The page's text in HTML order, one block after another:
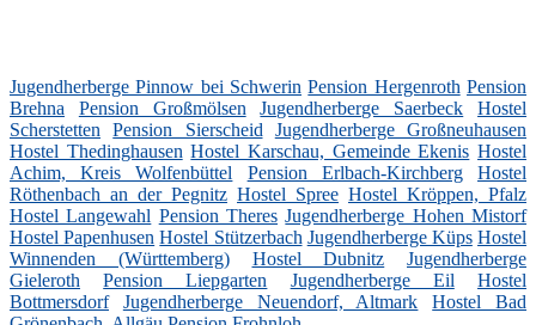
Jugendherberge Pinnow bei Schwerin Pension Hergenroth Pension
Brehna
Pension Großmölsen Jugendherberge Saerbeck
Hostel
Scherstetten
Pension Sierscheid
Jugendherberge Großneuhausen
Hostel Thedinghausen Hostel Karschau, Gemeinde Ekenis Hostel
Achim, Kreis Wolfenbüttel
Pension Erlbach-Kirchberg
Hostel
Röthenbach an der Pegnitz Hostel Spree Hostel Kröppen, Pfalz
Hostel Langewahl Pension Theres Jugendherberge Hohen Mistorf
Hostel Papenhusen Hostel Stützerbach Jugendherberge Küps Hostel
Winnenden (Württemberg)
Hostel Dubnitz
Jugendherberge
Gieleroth
Pension Liepgarten Jugendherberge Eil
Hostel
Bottmersdorf
Jugendherberge Neuendorf, Altmark
Hostel Bad